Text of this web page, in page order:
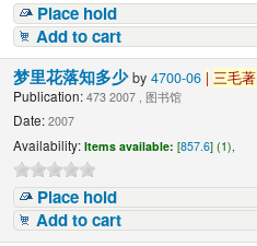
Place hold
Add to cart
梦里花落知多少by4700-06 | 三毛著
Publication: 473 2007 , 图书馆
Date: 2007
Availability: Items available: [857.6] (1),
Place hold
Add to cart